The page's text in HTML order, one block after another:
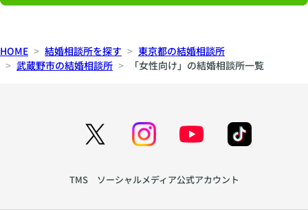
HOME 結婚相談所を探す
東京都の結婚相談所
武蔵野市の結婚相談所
「女性向け」の結婚相談所一覧
TMS ソーシャルメディア公式アカウント